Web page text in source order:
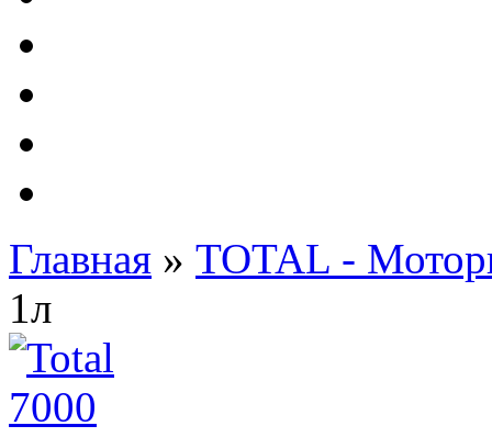
Главная » TOTAL -
1л